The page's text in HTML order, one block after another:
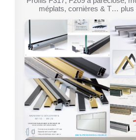
méplats, cornières & T… plus